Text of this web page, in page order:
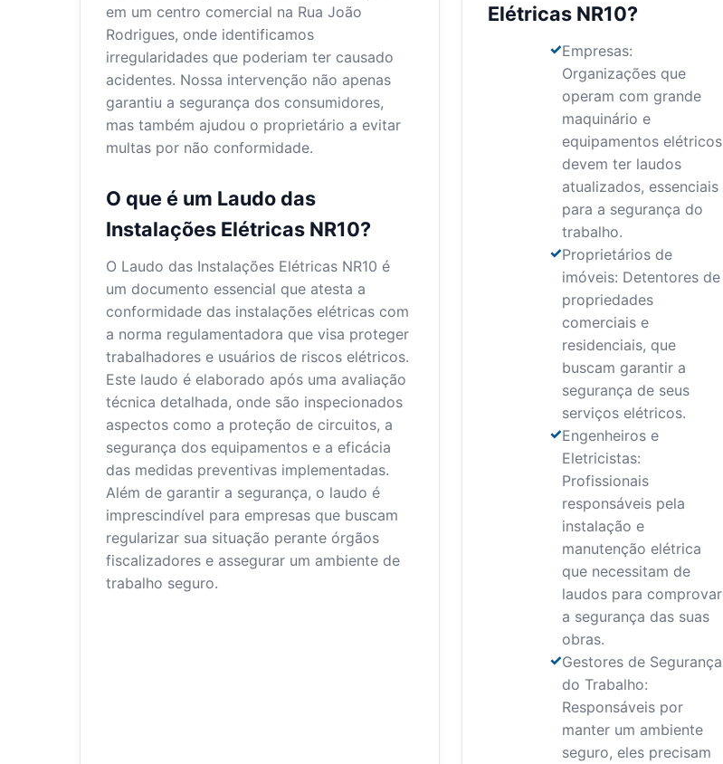
em um centro comercial na Rua João
Rodrigues, onde identificamos
irregularidades que poderiam ter causado
acidentes. Nossa intervenção não apenas
garantiu a segurança dos consumidores,
mas também ajudou o proprietário a evitar
multas por não conformidade.
O que é um Laudo das
Instalações Elétricas NR10?
O Laudo das Instalações Elétricas NR10 é
um documento essencial que atesta a
conformidade das instalações elétricas com
a norma regulamentadora que visa proteger
trabalhadores e usuários de riscos elétricos.
Este laudo é elaborado após uma avaliação
técnica detalhada, onde são inspecionados
aspectos como a proteção de circuitos, a
segurança dos equipamentos e a eficácia
das medidas preventivas implementadas.
Além de garantir a segurança, o laudo é
imprescindível para empresas que buscam
regularizar sua situação perante órgãos
fiscalizadores e assegurar um ambiente de
trabalho seguro.
Elétricas NR10?
Empresas:
Organizações que
operam com grande
maquinário e
equipamentos elétricos
devem ter laudos
atualizados, essenciais
para a segurança do
trabalho.
Proprietários de
imóveis: Detentores de
propriedades
comerciais e
residenciais, que
buscam garantir a
segurança de seus
serviços elétricos.
Engenheiros e
Eletricistas:
Profissionais
responsáveis pela
instalação e
manutenção elétrica
que necessitam de
laudos para comprovar
a segurança das suas
obras.
Gestores de Segurança
do Trabalho:
Responsáveis por
manter um ambiente
seguro, eles precisam